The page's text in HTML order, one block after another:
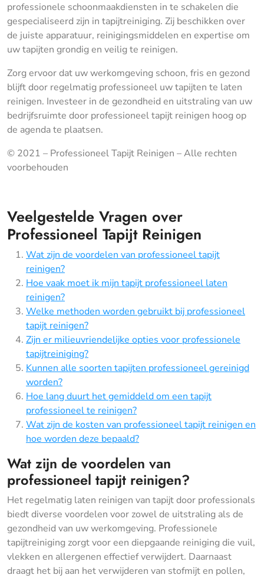
professionele schoonmaakdiensten in te schakelen die
gespecialiseerd zijn in tapijtreiniging. Zij beschikken over
de juiste apparatuur, reinigingsmiddelen en expertise om
uw tapijten grondig en veilig te reinigen.
Zorg ervoor dat uw werkomgeving schoon, fris en gezond
blijft door regelmatig professioneel uw tapijten te laten
reinigen. Investeer in de gezondheid en uitstraling van uw
bedrijfsruimte door professioneel tapijt reinigen hoog op
de agenda te plaatsen.
© 2021 – Professioneel Tapijt Reinigen – Alle rechten
voorbehouden
Veelgestelde Vragen over
Professioneel Tapijt Reinigen
Wat zijn de voordelen van professioneel tapijt
reinigen?
Hoe vaak moet ik mijn tapijt professioneel laten
reinigen?
Welke methoden worden gebruikt bij professioneel
tapijt reinigen?
Zijn er milieuvriendelijke opties voor professionele
tapijtreiniging?
Kunnen alle soorten tapijten professioneel gereinigd
worden?
Hoe lang duurt het gemiddeld om een tapijt
professioneel te reinigen?
Wat zijn de kosten van professioneel tapijt reinigen en
hoe worden deze bepaald?
Wat zijn de voordelen van
professioneel tapijt reinigen?
Het regelmatig laten reinigen van tapijt door professionals
biedt diverse voordelen voor zowel de uitstraling als de
gezondheid van uw werkomgeving. Professionele
tapijtreiniging zorgt voor een diepgaande reiniging die vuil,
vlekken en allergenen effectief verwijdert. Daarnaast
draagt het bij aan het verwijderen van stofmijt en pollen,